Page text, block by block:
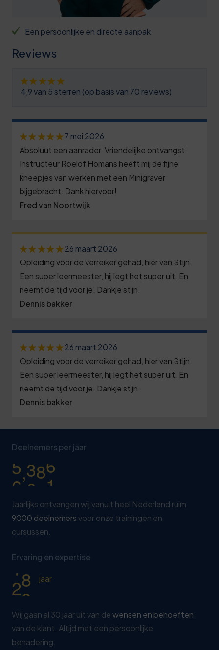
Een persoonlijke en directe aanpak
Reviews
4,9 van 5 sterren (op basis van 70 reviews)
7 mei 2026
Absoluut een aanrader. Vriendelijke ontvangst.
Instructeur Roelof Homans heeft mij de fijne
kneepjes van werken met een Minigraver
bijgebracht. Dank hiervoor!
Fred van Noortwijk
26 maart 2026
Opleiding voor de verreiker gehad, hier van Stijn.
Een super leermeester, hij legt het super uit. En
neemt de tijd voor je. Dankje stijn.
Dennis bakker
26 maart 2026
Opleiding voor de verreiker gehad, hier van Stijn.
Een super leermeester, hij legt het super uit. En
neemt de tijd voor je. Dankje stijn.
Dennis bakker
Deelnemers per jaar
0
2
3
4
5
7
8
9,
9
2
5
8
4
7
0
3
7
0
3
6
9
2
8
1
4
8
4
7
0
4
5
6
7
8
9
9
0
1
1
2
3
3
4
6
6
7
8
9
0
0
1
6
1
7
7
2
7
2
8
3
8
3
8
3
4
9
4
9
0
5
0
Jaarlijks ontvangen wij vanuit heel Nederland ruim
9000 deelnemersvoor onze trainingen en
cursussen.
Ervaring en expertise
0
2
3
0
1
3
5
6
7
8
9
1
2
3
4
7
8
9
0
1
2
3
4
5
6
7
9
0 jaar
Wij gaan al 30 jaar uit van dewensen en behoeften
van de klant. Altijd met een persoonlijke
benadering.
0
1
2
3
4
5
6
7
8
9
0
1
0
5
0
5
0
6
1
6
1
6
1
6
1
6
1
7
2
7
2
7
2
7
2
7
8
3